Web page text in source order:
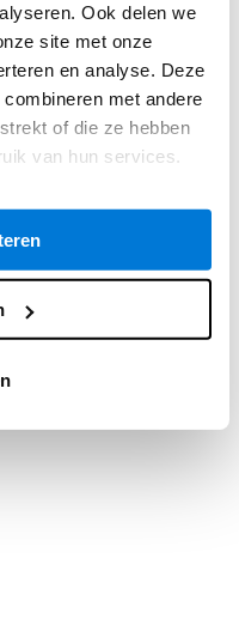
Ook delen we
site met onze
en analyse. Deze
met andere
of die ze hebben
van hun services.
has occurred while
consolefor more